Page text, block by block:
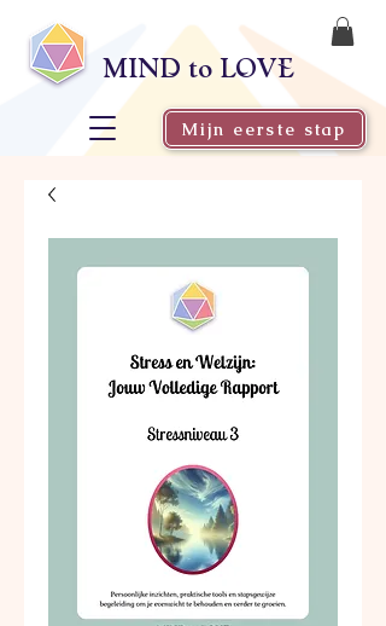
MIND to LOVE
Mijn eerste stap